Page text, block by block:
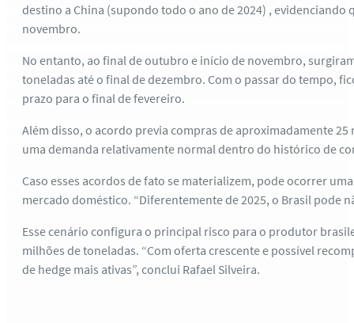
destino a China (supondo todo o ano de 2024) ,
novembro.
No entanto, ao final de outubro e início de novembro,
toneladas até o final de dezembro. Com o passar do tempo,
prazo para o final de fevereiro.
Além disso, o acordo previa compras de aproximadamente
uma demanda relativamente normal dentro do histórico de
Caso esses acordos de fato se materializem, pode ocorrer
mercado doméstico. “Diferentemente de 2025, o Brasil pode
Esse cenário configura o principal risco para o produtor
milhões de toneladas. “Com oferta crescente e possível
de hedge mais ativas”, conclui Rafael Silveira.